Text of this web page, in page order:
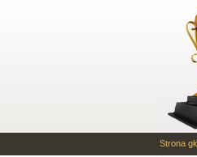
Strona